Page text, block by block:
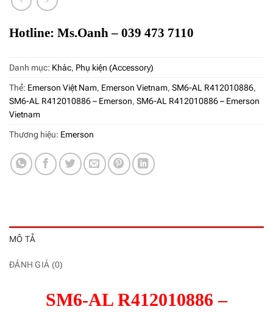
Hotline: Ms.Oanh – 039 473 7110
Danh mục: Khác, Phụ kiện (Accessory)
Thẻ: Emerson Việt Nam, Emerson Vietnam, SM6-AL R412010886,
SM6-AL R412010886 – Emerson, SM6-AL R412010886 – Emerson
Vietnam
Thương hiệu: Emerson
MÔ TẢ
ĐÁNH GIÁ (0)
SM6-AL R412010886 –